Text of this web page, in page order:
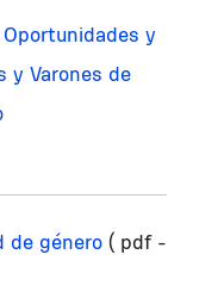
y
y Varones de
de género ( pdf -